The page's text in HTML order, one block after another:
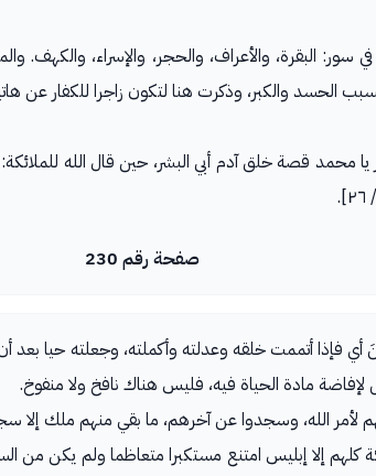
البقرة، والأعراف، والحجر، والإسراء، والكهف.
الحسد والكبر، وذكرت هنا لتكون زاجرا للكفار عن
محمد قصة خلق آدم أبي البشر، حين قال الله
صفحة رقم 230
أتممت خلقه وعدلته وأكملته، وجعلته حيا بعد أن
مادة الحياة فيه، فليس هناك نافخ ولا منفوخ.
لأمر الله، وسجدوا عن آخرهم، ما بقي منهم ملك
كلهم إلا إبليس امتنع مستكبرا متعاظما ولم يكن من